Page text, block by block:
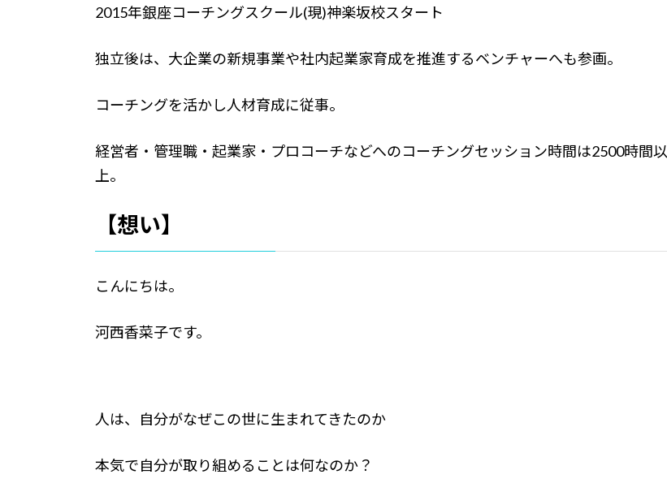
2015年銀座コーチングスクール(現)神楽坂校スタート
独立後は、大企業の新規事業や社内起業家育成を推進するベンチャーへも参画。
コーチングを活かし人材育成に従事。
経営者・管理職・起業家・プロコーチなどへのコーチングセッション時間は2500時間以
上。
【想い】
こんにちは。
河西香菜子です。
人は、自分がなぜこの世に生まれてきたのか
本気で自分が取り組めることは何なのか？